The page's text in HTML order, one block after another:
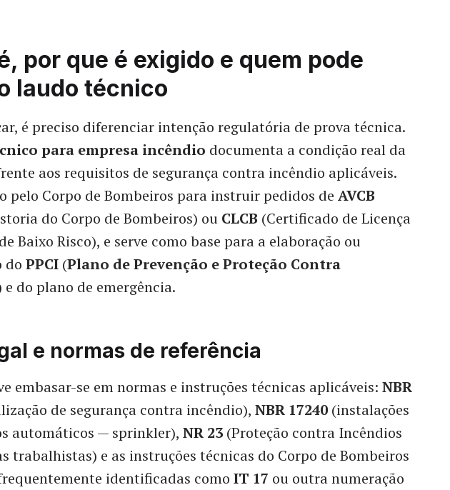
por que é exigido e quem pode
laudo técnico
é preciso diferenciar intenção regulatória de prova técnica.
para empresa incêndio documenta a condição real da
aos requisitos de segurança contra incêndio aplicáveis.
pelo Corpo de Bombeiros para instruir pedidos de AVCB
do Corpo de Bombeiros) ou CLCB (Certificado de Licença
Baixo Risco), e serve como base para a elaboração ou
do PPCI (Plano de Prevenção e Proteção Contra
e do plano de emergência.
e normas de referência
embasar-se em normas e instruções técnicas aplicáveis: NBR
de segurança contra incêndio), NBR 17240 (instalações
automáticos — sprinkler), NR 23 (Proteção contra Incêndios
trabalhistas) e as instruções técnicas do Corpo de Bombeiros
identificadas como IT 17 ou outra numeração